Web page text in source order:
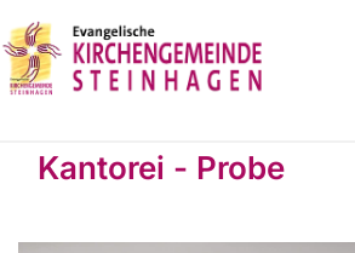
Kantorei - Probe